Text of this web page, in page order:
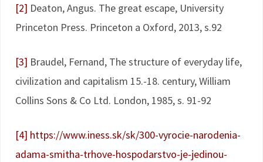
[2] Deaton, Angus. The great escape, University
Princeton Press. Princeton a Oxford, 2013, s.92
[3] Braudel, Fernand, The structure of everyday life,
civilization and capitalism 15.-18. century, William
Collins Sons & Co Ltd. London, 1985, s. 91-92
[4] https://www.iness.sk/sk/300-vyrocie-narodenia-
adama-smitha-trhove-hospodarstvo-je-jedinou-